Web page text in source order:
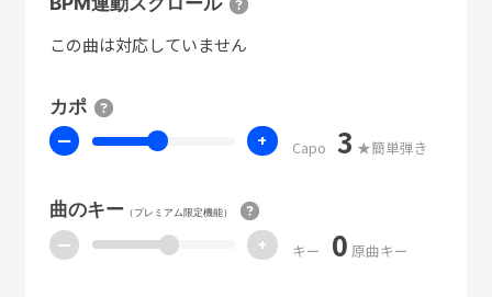
この曲は対応していません
カポ
ー + Capo 3 ★簡単弾き
曲のキー（プレミアム限定機能）
ー + キー 0 原曲キー